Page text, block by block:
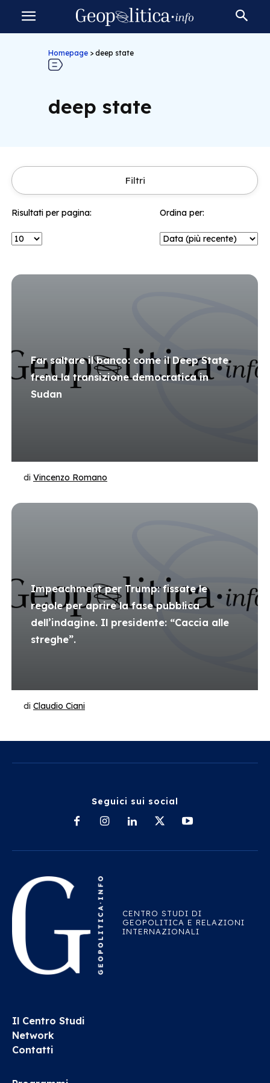
Homepage > deep state
deep state
Filtri
Risultati per pagina: Ordina per:
Far saltare il banco: come il Deep State
frena la transizione democratica in
Sudan
di Vincenzo Romano
Impeachment per Trump: fissate le
regole per aprire la fase pubblica
dell’indagine. Il presidente: “Caccia alle
streghe”.
di Claudio Ciani
Seguici sui social
CENTRO STUDI DI
GEOPOLITICA E RELAZIONI
INTERNAZIONALI
Il Centro Studi
Network
Contatti